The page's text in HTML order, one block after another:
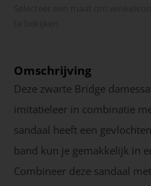
Omschrijving
Deze zwarte Bridge
imitatieleer in combinatie
sandaal heeft een
band kun je gemakkelijk in
Combineer deze sandaal